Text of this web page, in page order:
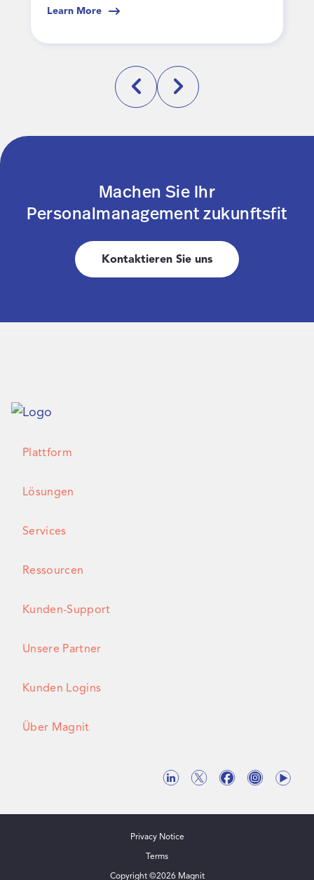
Learn More
Machen Sie Ihr
Personalmanagement zukunftsfit
Kontaktieren Sie uns
Plattform
Lösungen
Services
Ressourcen
Kunden-Support
Unsere Partner
Kunden Logins
Über Magnit
Copyright ©2026 Magnit
Privacy Notice
Terms